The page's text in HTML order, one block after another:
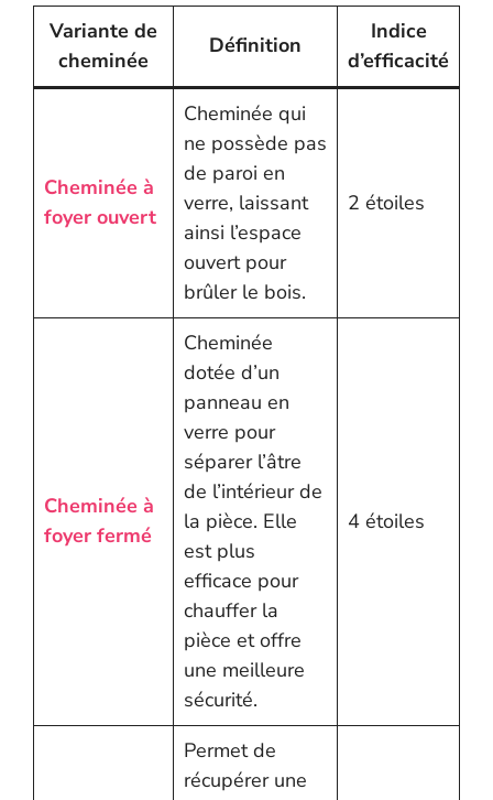
Variante de
cheminée
Définition
Indice
d’efficacité
Cheminée à
foyer ouvert
Cheminée qui
ne possède pas
de paroi en
verre, laissant
ainsi l’espace
ouvert pour
brûler le bois.
2 étoiles
Cheminée à
foyer fermé
Cheminée
dotée d’un
panneau en
verre pour
séparer l’âtre
de l’intérieur de
la pièce. Elle
est plus
efficace pour
chauffer la
pièce et offre
une meilleure
sécurité.
4 étoiles
Permet de
récupérer une